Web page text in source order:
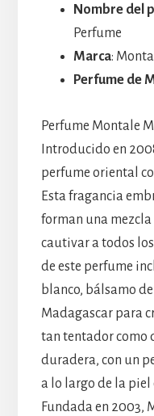
Nombre del
Perfume
Marca:
Perfume de
Perfume Montale
Introducido en
perfume oriental
Esta fragancia
forman una
cautivar a todos
de este perfume
blanco, bálsamo
Madagascar para
tan tentador como
duradera, con un
a lo largo de la
Fundada en 2003,